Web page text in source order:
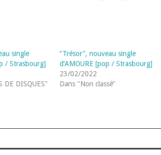
single
/ Strasbourg]
DE DISQUES"
“Trésor”, nouveau single
d’AMOURE [pop / Strasbourg]
23/02/2022
Dans "Non classé"